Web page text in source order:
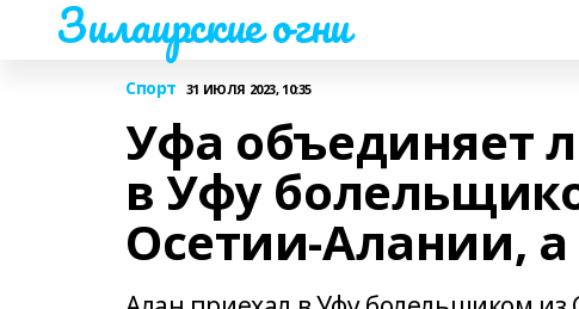
Зилаирские огни
Спорт 31 ИЮЛЯ 2023, 10:35
Уфа объединяет
в Уфу
Осетии-Алании,